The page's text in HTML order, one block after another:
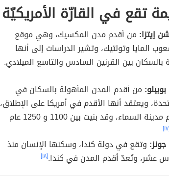
تقع في القارّة الأمريكيّة
إيتزا: من أقدم مدن المكسيك، وهي موقع
المايا وتولتيك، وتشير الدراسات إلى أنها
بالسكان بين القرنين السادس والتاسع الميلادي.
من أقدم المدن المأهولة بالسكان في
ويعتقد أنها الأقدم في أمريكا على الإطلاق،
وتعرف باسم مدينة السماء، وقد بنيت بين 1100 و 1250 عام
وتقع في دولة كندا، وسكنها الإنسان منذ
عشر، وتُعدّ أقدم المدن في كندا.[١٨]